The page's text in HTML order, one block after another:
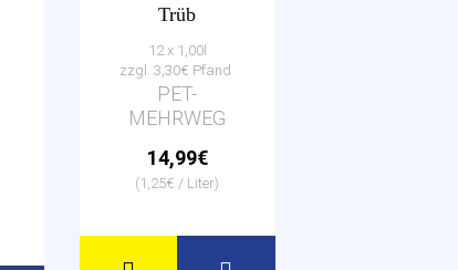
Trüb
12 x 1,00l
zzgl. 3,30€ Pfand
PET-
MEHRWEG
14,99€
(1,25€ / Liter)